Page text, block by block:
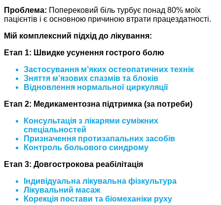
Проблема: Поперековий біль турбує понад 80% моїх
пацієнтів і є основною причиною втрати працездатності.
Мій комплексний підхід до лікування:
Етап 1: Швидке усунення гострого болю
Застосування м’яких остеопатичних технік
Зняття м’язових спазмів та блоків
Відновлення нормальної циркуляції
Етап 2: Медикаментозна підтримка (за потреби)
Консультація з лікарями суміжних
спеціальностей
Призначення протизапальних засобів
Контроль больового синдрому
Етап 3: Довгострокова реабілітація
Індивідуальна лікувальна фізкультура
Лікувальний масаж
Корекція постави та біомеханіки руху